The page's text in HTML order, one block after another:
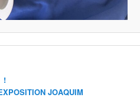
!
JOAQUIM